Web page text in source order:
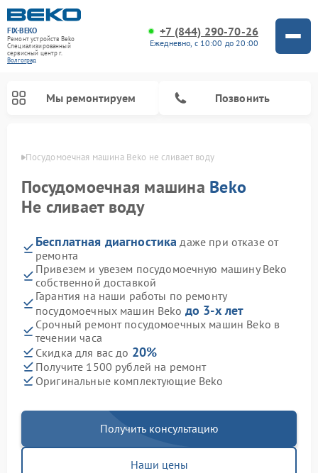
FIX-BEKO
Ремонт устройств Beko
Специализированный
cервисный центр г.
Волгоград
+7 (844) 290-70-26
Ежедневно, с 10:00 до 20:00
Мы ремонтируем Позвонить
Посудомоечная машина Beko не сливает воду
Посудомоечная машина Beko
Не сливает воду
Бесплатная диагностика даже при отказе от
ремонта
Привезем и увезем посудомоечную машину Beko
собственной доставкой
Гарантия на наши работы по ремонту
посудомоечных машин Beko до 3-х лет
Срочный ремонт посудомоечных машин Beko в
течении часа
Скидка для вас до 20%
Получите 1500 рублей на ремонт
Оригинальные комплектующие Beko
Получить консультацию
Наши цены